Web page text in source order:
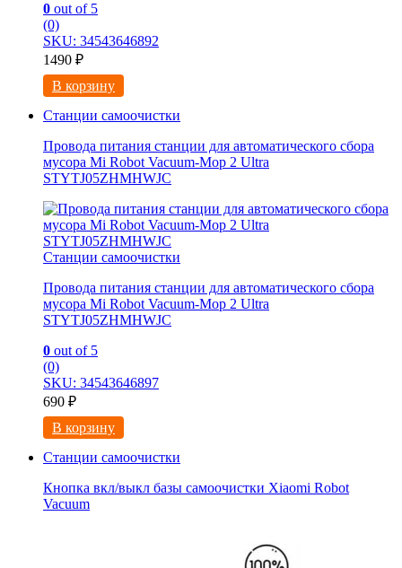
0 out of 5
(0)
SKU: 34543646892
1490 ₽
В корзину
Станции самоочистки
Провода питания станции для автоматического сбора
мусора Mi Robot Vacuum-Mop 2 Ultra
STYTJ05ZHMHWJC
Станции самоочистки
Провода питания станции для автоматического сбора
мусора Mi Robot Vacuum-Mop 2 Ultra
STYTJ05ZHMHWJC
0 out of 5
(0)
SKU: 34543646897
690 ₽
В корзину
Станции самоочистки
Кнопка вкл/выкл базы самоочистки Xiaomi Robot
Vacuum